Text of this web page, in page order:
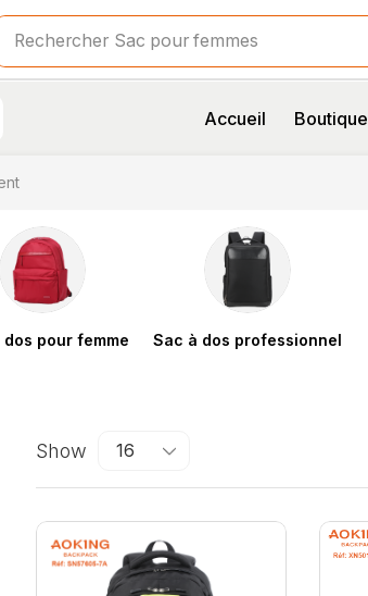
Rechercher Sac scolaire
Accueil Boutique
dos pour femme Sac à dos professionnel
Show